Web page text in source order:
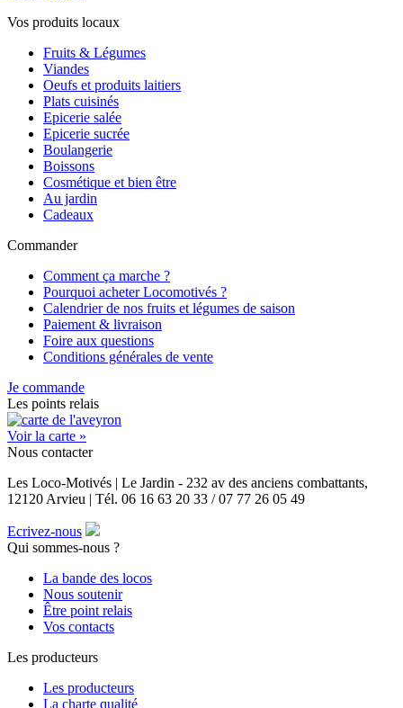
Vos produits locaux
Fruits & Légumes
Viandes
Oeufs et produits laitiers
Plats cuisinés
Epicerie salée
Epicerie sucrée
Boulangerie
Boissons
Cosmétique et bien être
Au jardin
Cadeaux
Commander
Comment ça marche ?
Pourquoi acheter Locomotivés ?
Calendrier de nos fruits et légumes de saison
Paiement & livraison
Foire aux questions
Conditions générales de vente
Je commande
Les points relais
Voir la carte »
Nous contacter
Les Loco-Motivés | Le Jardin - 232 av des anciens combattants,
12120 Arvieu | Tél. 06 16 63 20 33 / 07 77 26 05 49
Ecrivez-nous
Qui sommes-nous ?
La bande des locos
Nous soutenir
Être point relais
Vos contacts
Les producteurs
Les producteurs
La charte qualité